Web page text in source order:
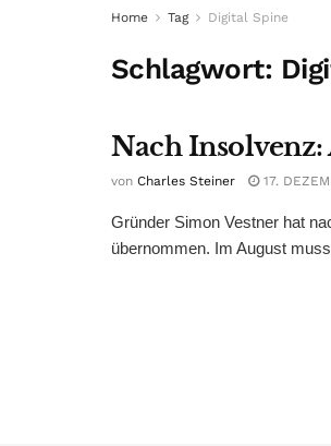
Home Tag Digital Spine
Schlagwort:
Nach
von Charles Steiner 17.
Gründer Simon Vestner hat
übernommen. Im August